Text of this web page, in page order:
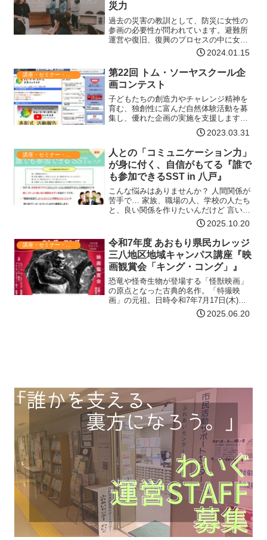
災力
過去の災害の教訓として、防災に女性の
参画の必要性が問われています。避難所
運営や復旧、復興のプロセスの中に女性
の参画があれば、多様な人々への配慮や
ニーズに気づき、災害関連死を防ぐこと
ができたと考えられます。声をあげ実践
できる女性防災リーダーを…【詳細はコ
チラ】
2024.01.15
講座・セミナー・表彰
第22回 トム・ソーヤスクール企
画コンテスト
子どもたちの創造力やチャレンジ精神を
育む、独創性に富んだ自然体験活動を募
集し、優れた企画の実施を支援します。
さらに、実施報告書等を審査し文部科学
大臣賞、安藤百福賞などを選考し、表彰
いたします。内容小中学生が概ね10人程
度参加する自然の中での…【詳細はコチ
ラ】
2023.03.31
講座・セミナー・表彰
人との「コミュニケーション力」
が身に付く、自信がもてる『誰で
も参加できるSST in 八戸』
こんな悩みはありませんか？ 人間関係が
苦手で… 家族、職場の人、学校の人たち
と、良い関係を作りたいんだけど 言いた
い事が言えなくて、つらい思いをしてい
る 支援者(こども、若者、障害者、高齢者
など）としての関わり方を学びたい など
SSTは、社…【詳細はコチラ】
2025.10.20
講座・セミナー・表彰
令和7年度 あおもり県民カレッジ
三八地区地域キャンパス講座『映
画観賞会「キング・コング」』
恐竜や怪奇生物が登場する「怪獣映画」
の原点となった古典的名作。「特撮映
画」の元祖。日時令和7年7月17日(木)
13:30～15:30場所八戸ポータルミュージ
アムはっち シアター２定員70名 事前
2025.06.20